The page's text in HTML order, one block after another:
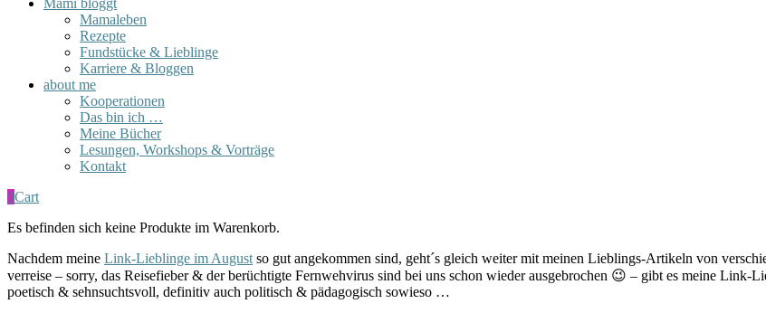
Mamaleben
Rezepte
Fundstücke & Lieblinge
Karriere & Bloggen
about me
Kooperationen
Das bin ich …
Meine Bücher
Lesungen, Workshops & Vorträge
Kontakt
0Cart
Es befinden sich keine Produkte im Warenkorb.
Nachdem meine Link-Lieblinge im August so gut angekommen sind, geht´s gleich weiter mit meinen Lieblings-Artikeln von
verreise – sorry, das Reisefieber & der berüchtigte Fernwehvirus sind bei uns schon wieder ausgebrochen 😉 – gibt es meine Link-
poetisch & sehnsuchtsvoll, definitiv auch politisch & pädagogisch sowieso …